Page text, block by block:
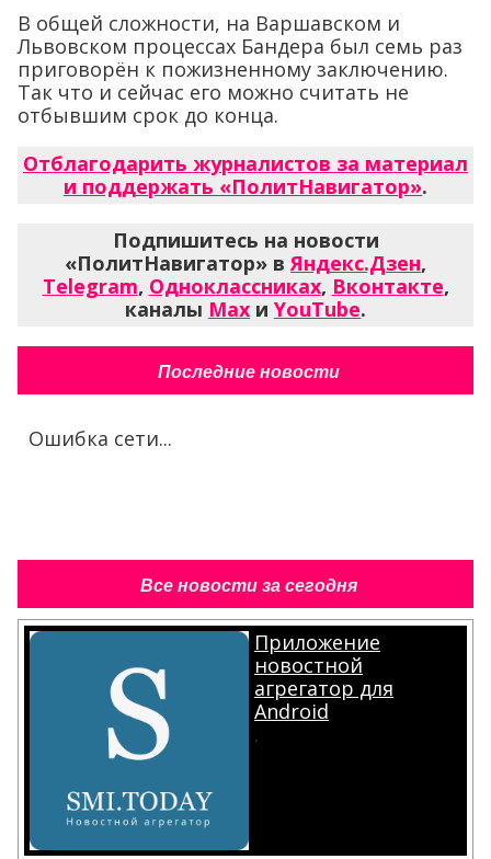
В общей сложности, на Варшавском и
Львовском процессах Бандера был семь раз
приговорён к пожизненному заключению.
Так что и сейчас его можно считать не
отбывшим срок до конца.
Отблагодарить журналистов за материал
и поддержать «ПолитНавигатор».
Подпишитесь на новости
«ПолитНавигатор» вЯндекс.Дзен,
Telegram, Одноклассниках, Вконтакте,
каналы Max и YouTube.
Последние новости
Ошибка сети...
Все новости за сегодня
Приложение
новостной
агрегатор для
Android
.